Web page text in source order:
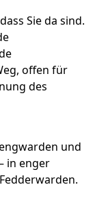
Sie da sind.
offen für
des
und
in enger